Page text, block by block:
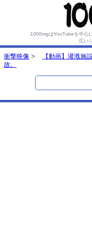
1000mgはYouTubeを中心
広い
衝撃映像 >
【動画】灌漑施
故。